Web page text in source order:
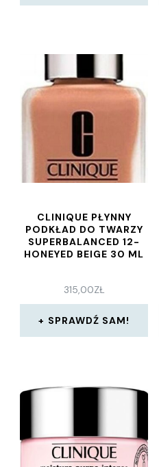
CLINIQUE PŁYNNY
PODKŁAD DO TWARZY
SUPERBALANCED 12-
HONEYED BEIGE 30 ML
315,00ZŁ
SPRAWDŹ SAM!